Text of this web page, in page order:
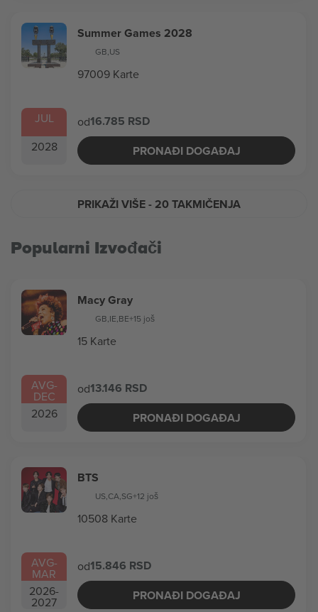
JUL
2028
Summer Games 2028
GB,US
97009 Karte
od16.785 RSD
PRONAĐI DOGAĐAJ
PRIKAŽI VIŠE- 20 TAKMIČENJA
Popularni Izvođači
AVG-
DEC
2026
Macy Gray
GB,IE,BE+15 još
15 Karte
od13.146 RSD
PRONAĐI DOGAĐAJ
AVG-
MAR
2026-
2027
BTS
US,CA,SG+12 još
10508 Karte
od15.846 RSD
PRONAĐI DOGAĐAJ